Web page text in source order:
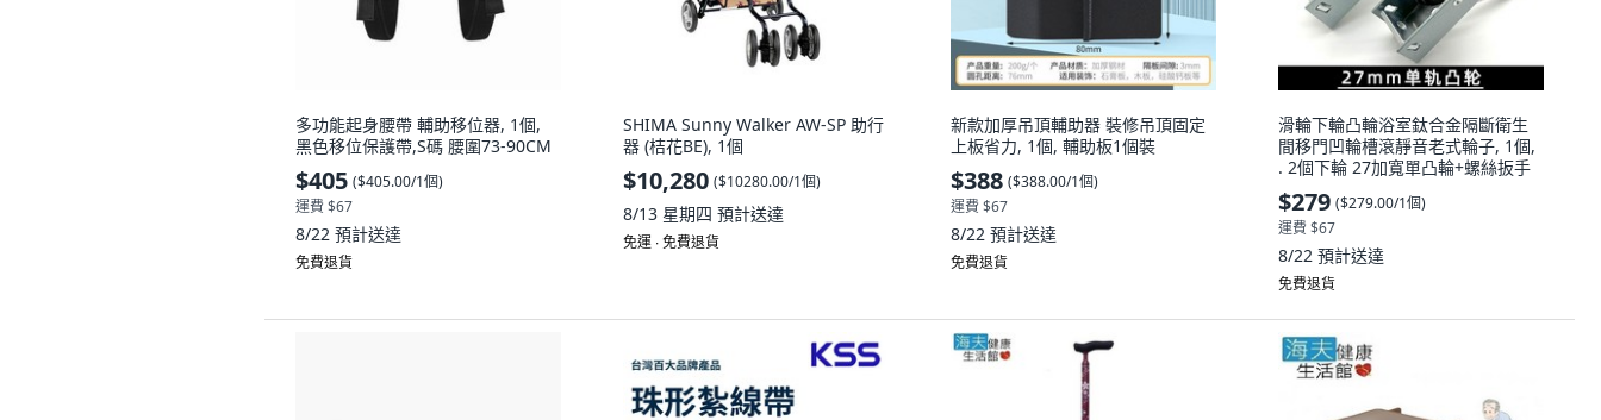
多功能起身腰帶 輔助移位器, 1個,
黑色移位保護帶,S碼 腰圍73-90CM
$405 ($405.00/1個)
運費 $67
8/22 預計送達
免費退貨
SHIMA Sunny Walker AW-SP 助行
器 (桔花BE), 1個
$10,280 ($10280.00/1個)
8/13 星期四 預計送達
免運 ∙ 免費退貨
新款加厚吊頂輔助器 裝修吊頂固定
上板省力, 1個, 輔助板1個裝
$388 ($388.00/1個)
運費 $67
8/22 預計送達
免費退貨
滑輪下輪凸輪浴室鈦合金隔斷衛生
間移門凹輪槽滾靜音老式輪子, 1個,
. 2個下輪 27加寬單凸輪+螺絲扳手
$279 ($279.00/1個)
運費 $67
8/22 預計送達
免費退貨